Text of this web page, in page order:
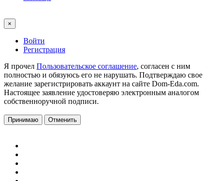
×
Войти
Регистрация
Я прочел Пользовательское соглашение, согласен с ним
полностью и обязуюсь его не нарушать. Подтверждаю свое
желание зарегистрировать аккаунт на сайте Dom-Eda.com.
Настоящее заявление удостоверяю электронным аналогом
собственноручной подписи.
Принимаю Отменить